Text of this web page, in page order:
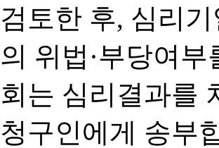
검토한 후, 심리
의 위법·부당여
회는 심리결과를
청구인에게 송부